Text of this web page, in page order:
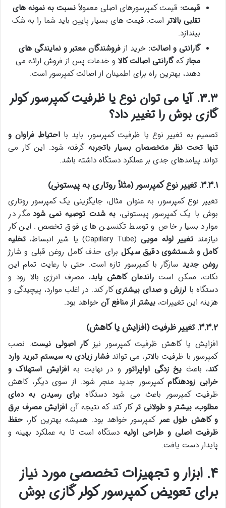
قیمت: قیمت کمپرسورهای اصلی معمولاً نسبت به نمونه های
تقلبی بالاتر است. قیمت های بسیار پایین باید شما را به شک
بیندازد.
گارانتی و اصالت: خرید ازفروشندگان معتبر و نمایندگی های
مجازکهگارانتی اصالت کالا و خدمات پس از فروش ارائه می
دهند، بهترین راه برای اطمینان از اصالت کمپرسور است.
۳.۳. آیا می توان نوع یا ظرفیت کمپرسور کولر
گازی بوش را تغییر داد؟
تصمیم به تغییر نوع یا ظرفیت کمپرسور، باید بااحتیاط فراوان و
تنها تحت نظر متخصصان بسیار باتجربه گرفته شود. این کار می
تواند پیامدهای جدی بر عملکرد دستگاه داشته باشد.
۳.۳.۱. تغییر نوع کمپرسور (مثلاً روتاری به پیستونی)
تغییر نوع کمپرسور، به عنوان مثال، جایگزینی یک کمپرسور روتاری
بوش با یک کمپرسور پیستونی، به شدت توصیه نمی شود مگر در
موارد بسیار خاص و توسط تکنسین های فوق تخصص. این کار
نیازمندتغییر لوله مویی(Capillary Tube) یا شیر انبساط،
تخلیه
کامل و شستشوی دقیق سیکلبرای حذف کامل روغن قبلی و شارژ
روغن جدید سازگار با کمپرسور تازه است. حتی با رعایت تمام این
نکات، ممکن است راندمان کاهش یابد، مصرف انرژی بالا رود و
دستگاه با لرزش و صدای بیشتریکار کند. در اغلب موارد، پیچیدگی و
هزینه این تغییرات، بیشتر از منافع آن خواهد بود.
۳.۳.۲. تغییر ظرفیت (افزایش یا کاهش)
افزایش یا کاهش ظرفیت کمپرسور نیزکار اصولی نیست. نصب
کمپرسور با ظرفیت بالاتر، می تواند فشار زیادی به سیستم تبرید وارد
کند، باعث یخ زدگی اواپراتور و در نهایت بهافزایش استهلاک و
خرابی زودهنگامکمپرسور جدید منجر شود. از سوی دیگر، کاهش
ظرفیت کمپرسور باعث می شود دستگاه برای رسیدن به دمای
مطلوب، بیشتر و طولانی ترکار کند که نتیجه آن افزایش مصرف برق
و کاهش طول عمر کمپرسور خواهد بود. همیشه بهترین کار، حفظ
ظرفیت اصلی و طراحی اولیه دستگاه است تا به عملکرد بهینه و
پایدار دست یافت.
۴. ابزار و تجهیزات تخصصی مورد نیاز
برای تعویض کمپرسور کولر گازی بوش